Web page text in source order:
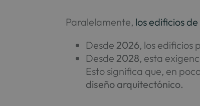
Paralelamente, los edificios
Desde 2026, los edificios
Desde 2028, esta
Esto significa que, en
diseño arquitectónico.